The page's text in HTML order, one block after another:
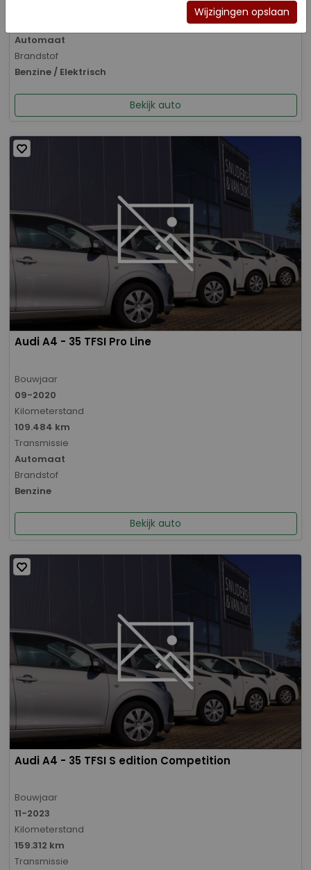
Automaat
Brandstof
Benzine / Elektrisch
Bekijk auto
Audi A4 - 35 TFSI Pro Line
Bouwjaar
09-2020
Kilometerstand
109.484 km
Transmissie
Automaat
Brandstof
Benzine
Bekijk auto
Audi A4 - 35 TFSI S edition Competition
Bouwjaar
11-2023
Kilometerstand
159.312 km
Transmissie
Wijzigingen opslaan